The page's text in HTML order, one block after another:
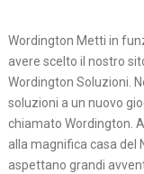
Wordington Metti in
avere scelto il nostro
Wordington Soluzioni.
soluzioni a un nuovo
chiamato Wordington.
alla magnifica casa del
aspettano grandi